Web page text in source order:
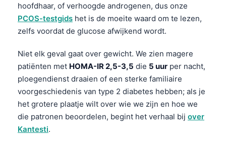
hoofdhaar, of verhoogde androgenen, dus onze
PCOS-testgids het is de moeite waard om te lezen,
zelfs voordat de glucose afwijkend wordt.
Niet elk geval gaat over gewicht. We zien magere
patiënten met HOMA-IR 2,5-3,5 die 5 uur per nacht,
ploegendienst draaien of een sterke familiaire
voorgeschiedenis van type 2 diabetes hebben; als je
het grotere plaatje wilt over wie we zijn en hoe we
die patronen beoordelen, begint het verhaal bij over
Kantesti.
O‘zbekcha
Català
Қазақ тілі
Suomi
Hrvatski
كوردی‎
پښتو